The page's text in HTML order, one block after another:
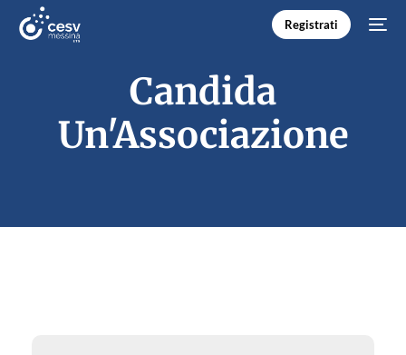
Registrati
Candida
Un'Associazione